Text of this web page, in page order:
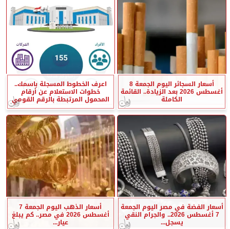
أسعار السجائر اليوم الجمعة 8
أغسطس 2026 بعد الزيادة.. القائمة
الكاملة
اعرف الخطوط المسجلة باسمك..
خطوات الاستعلام عن أرقام
المحمول المرتبطة بالرقم القومي
أسعار الفضة في مصر اليوم الجمعة
7 أغسطس 2026.. والجرام النقي
يسجل...
أسعار الذهب اليوم الجمعة 7
أغسطس 2026 في مصر.. كم يبلغ
عيار...